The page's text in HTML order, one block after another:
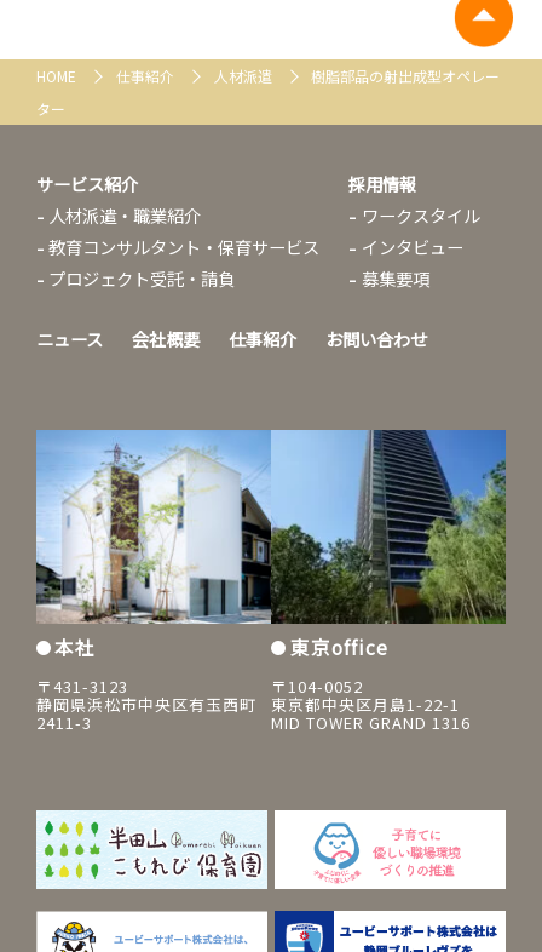
HOME 仕事紹介 人材派遣
樹脂部品の射出成型オペレー
ター
サービス紹介
人材派遣・職業紹介
教育コンサルタント・保育サービス
プロジェクト受託・請負
採用情報
ワークスタイル
インタビュー
募集要項
ニュース 会社概要 仕事紹介 お問い合わせ
本社
〒431-3123
静岡県浜松市中央区有玉西町
2411-3
東京office
〒104-0052
東京都中央区月島1-22-1
MID TOWER GRAND 1316